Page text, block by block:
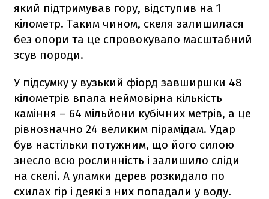
який підтримував гору, відступив на 1
кілометр. Таким чином, скеля залишилася
без опори та це спровокувало масштабний
зсув породи.
У підсумку у вузький фіорд завширшки 48
кілометрів впала неймовірна кількість
каміння – 64 мільйони кубічних метрів, а це
рівнозначно 24 великим пірамідам. Удар
був настільки потужним, що його силою
знесло всю рослинність і залишило сліди
на скелі. А уламки дерев розкидало по
схилах гір і деякі з них попадали у воду.